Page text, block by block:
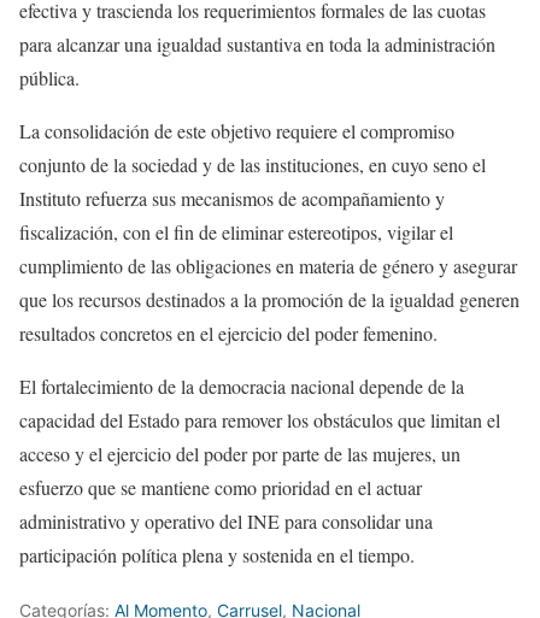
efectiva y trascienda los requerimientos formales de las cuotas
para alcanzar una igualdad sustantiva en toda la administración
pública.
La consolidación de este objetivo requiere el compromiso
conjunto de la sociedad y de las instituciones, en cuyo seno el
Instituto refuerza sus mecanismos de acompañamiento y
fiscalización, con el fin de eliminar estereotipos, vigilar el
cumplimiento de las obligaciones en materia de género y asegurar
que los recursos destinados a la promoción de la igualdad generen
resultados concretos en el ejercicio del poder femenino.
El fortalecimiento de la democracia nacional depende de la
capacidad del Estado para remover los obstáculos que limitan el
acceso y el ejercicio del poder por parte de las mujeres, un
esfuerzo que se mantiene como prioridad en el actuar
administrativo y operativo del INE para consolidar una
participación política plena y sostenida en el tiempo.
Categorías: Al Momento, Carrusel, Nacional